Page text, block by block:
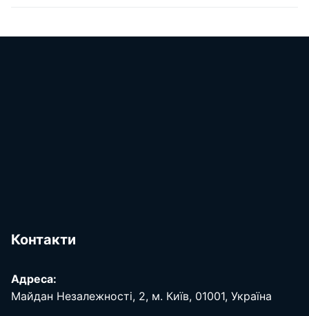
Контакти
Адреса:
Майдан Незалежності, 2, м. Київ, 01001, Україна